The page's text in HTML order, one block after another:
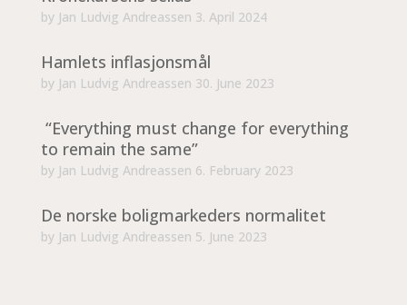
by Jan Ludvig Andreassen 3. April 2024
Hamlets inflasjonsmål
by Jan Ludvig Andreassen 30. June 2023
“Everything must change for everything
to remain the same”
by Jan Ludvig Andreassen 6. February 2023
De norske boligmarkeders normalitet
by Jan Ludvig Andreassen 5. June 2023